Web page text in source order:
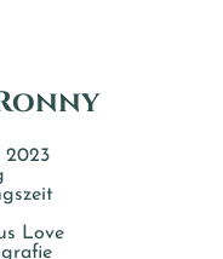
2023
Love